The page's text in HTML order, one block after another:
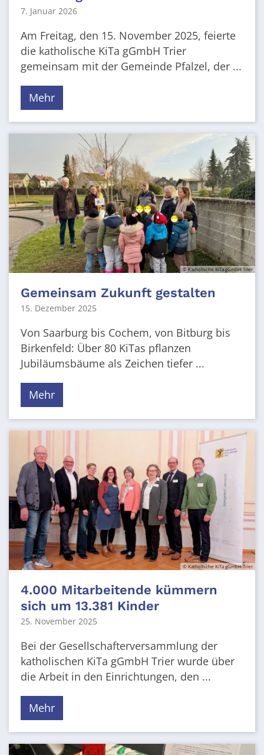
7. Januar 2026
Am Freitag, den 15. November 2025, feierte
die katholische KiTa gGmbH Trier
gemeinsam mit der Gemeinde Pfalzel, der ...
Mehr
© Katholische KiTa gGmbH Trier
Gemeinsam Zukunft gestalten
15. Dezember 2025
Von Saarburg bis Cochem, von Bitburg bis
Birkenfeld: Über 80 KiTas pflanzen
Jubiläumsbäume als Zeichen tiefer ...
Mehr
© Katholische KiTa gGmbH Trier
4.000 Mitarbeitende kümmern
sich um 13.381 Kinder
25. November 2025
Bei der Gesellschafterversammlung der
katholischen KiTa gGmbH Trier wurde über
die Arbeit in den Einrichtungen, den ...
Mehr